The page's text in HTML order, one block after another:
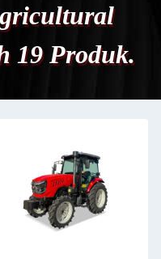
19 Produk.